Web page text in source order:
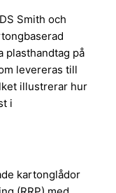
Smith och
plasthandtag på
levereras till
illustrerar hur
i
kartonglådor